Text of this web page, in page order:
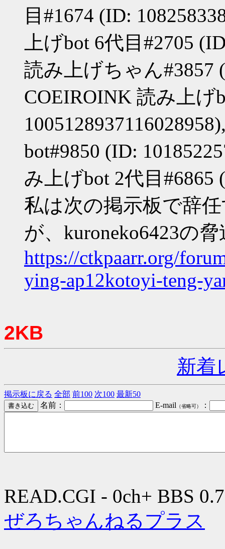
目#1674 (ID:
上げbot 6代目#2705
読み上げちゃん#3857
COEIROINK 読み上げ
bot#9850 (ID:
み上げbot 2代目#6865
私は次の掲示板で辞
が、kuroneko6423の
https://ctkpaarr.org/
ying-ap12kotoyi-teng-
2KB
新着
掲示板に戻る 全部 前100 次100 最新50
名前：
E-mail （省略可） ：
READ.CGI - 0ch+ BBS
ぜろちゃんねるプラス